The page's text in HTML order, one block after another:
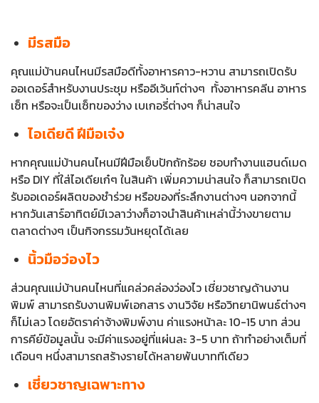
มีรสมือ
คุณแม่บ้านคนไหนมีรสมือดีทั้งอาหารคาว-หวาน สามารถเปิดรับ
ออเดอร์สำหรับงานประชุม หรืออีเว้นท์ต่างๆ ทั้งอาหารคลีน อาหาร
เซ็ท หรือจะเป็นเซ็ทของว่าง เบเกอรี่ต่างๆ ก็น่าสนใจ
ไอเดียดี ฝีมือเจ๋ง
หากคุณแม่บ้านคนไหนมีฝีมือเย็บปักถักร้อย ชอบทำงานแฮนด์เมด
หรือ DIY ที่ใส่ไอเดียเก๋ๆ ในสินค้า เพิ่มความน่าสนใจ ก็สามารถเปิด
รับออเดอร์ผลิตของชำร่วย หรือของที่ระลึกงานต่างๆ นอกจากนี้
หากวันเสาร์อาทิตย์มีเวลาว่างก็อาจนำสินค้าเหล่านี้ว่างขายตาม
ตลาดต่างๆ เป็นกิจกรรมวันหยุดได้เลย
นิ้วมือว่องไว
ส่วนคุณแม่บ้านคนไหนที่แคล่วคล่องว่องไว เชี่ยวชาญด้านงาน
พิมพ์ สามารถรับงานพิมพ์เอกสาร งานวิจัย หรือวิทยานิพนธ์ต่างๆ
ก็ไม่เลว โดยอัตราค่าจ้างพิมพ์งาน ค่าแรงหน้าละ 10-15 บาท ส่วน
การคีย์ข้อมูลนั้น จะมีค่าแรงอยู่ที่แผ่นละ 3-5 บาท ถ้าทำอย่างเต็มที่
เดือนๆ หนึ่งสามารถสร้างรายได้หลายพันบาททีเดียว
เชี่ยวชาญเฉพาะทาง